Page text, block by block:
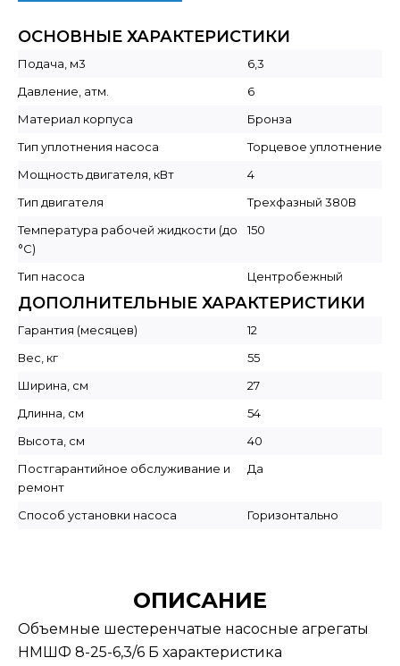
ОСНОВНЫЕ ХАРАКТЕРИСТИКИ
Подача, м3
6,3
Давление, атм.
6
Материал корпуса
Бронза
Тип уплотнения насоса
Торцевое уплотнение
Мощность двигателя, кВт
4
Тип двигателя
Трехфазный 380В
Температура рабочей жидкости (до
°C)
150
Тип насоса Центробежный
ДОПОЛНИТЕЛЬНЫЕ ХАРАКТЕРИСТИКИ
Гарантия (месяцев)
12
Вес, кг
55
Ширина, см
27
Длинна, см
54
Высота, см
40
Постгарантийное обслуживание и
ремонт
Да
Способ установки насоса Горизонтально
ОПИСАНИЕ
Объемные шестеренчатые насосные агрегаты
НМШФ 8-25-6,3/6 Б характеристика